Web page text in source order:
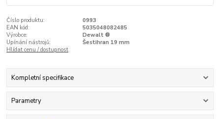
Číslo produktu:
0993
EAN kód:
5035048082485
Výrobce:
Dewalt ®
Upínání nástrojů:
Šestihran 19 mm
Hlídat cenu / dostupnost
Kompletní specifikace
Parametry